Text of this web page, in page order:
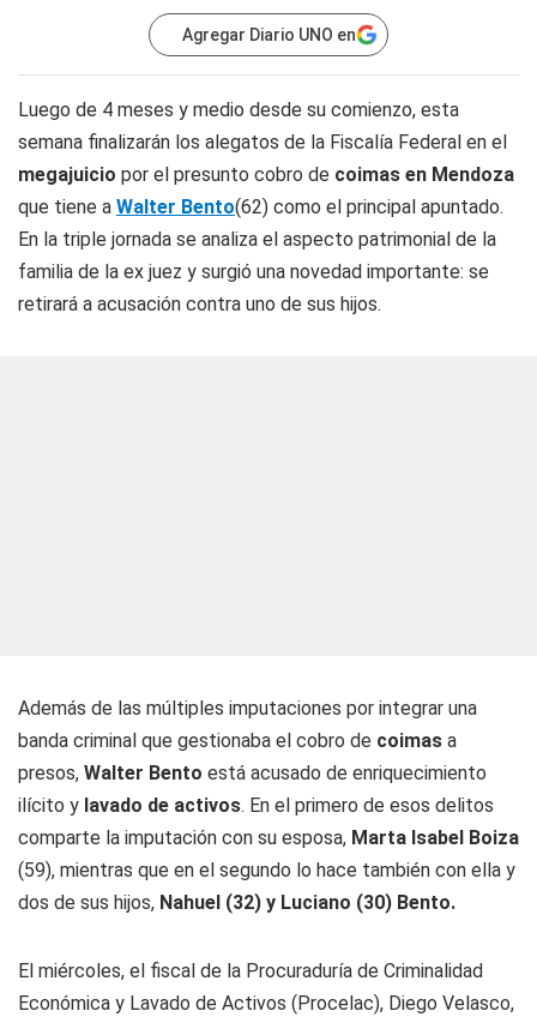
Agregar Diario UNO en
Luego de 4 meses y medio desde su comienzo, esta
semana finalizarán los alegatos de la Fiscalía Federal en el
megajuicio por el presunto cobro de coimas en Mendoza
que tiene a Walter Bento(62) como el principal apuntado.
En la triple jornada se analiza el aspecto patrimonial de la
familia de la ex juez y surgió una novedad importante: se
retirará a acusación contra uno de sus hijos.
Además de las múltiples imputaciones por integrar una
banda criminal que gestionaba el cobro de coimas a
presos, Walter Bento está acusado de enriquecimiento
ilícito y lavado de activos. En el primero de esos delitos
comparte la imputación con su esposa, Marta Isabel Boiza
(59), mientras que en el segundo lo hace también con ella y
dos de sus hijos, Nahuel (32) y Luciano (30) Bento.
El miércoles, el fiscal de la Procuraduría de Criminalidad
Económica y Lavado de Activos (Procelac), Diego Velasco,